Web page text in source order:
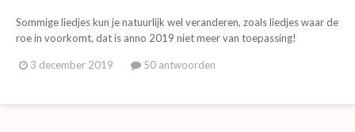
Sommige liedjes kun je natuurlijk wel veranderen, zoals liedjes waar de
roe in voorkomt, dat is anno 2019 niet meer van toepassing!
3 december 2019 50 antwoorden